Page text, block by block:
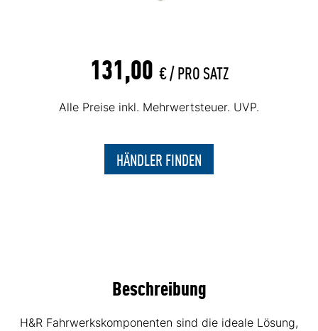
131,00 € /PRO SATZ
Alle Preise inkl. Mehrwertsteuer. UVP.
HÄNDLER FINDEN
Beschreibung
H&R Fahrwerkskomponenten sind die ideale Lösung,